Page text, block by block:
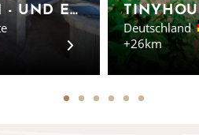
ALFSEE FERIEN - UND ERLEBNISPARK - MOBILHEIME AM ALFSEE IN NIEDERSACHSEN
Deutschland
+26km